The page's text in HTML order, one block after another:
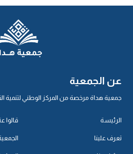
عن الجمعية
جمعية هداة مرخصة من المركز الوطني لتنمية
الرئيسة
تعرف علينا
قالوا